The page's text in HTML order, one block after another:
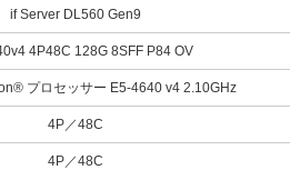
if Server DL560 Gen9
4P48C 128G 8SFF P84 OV
プロセッサー E5-4640 v4 2.10GHz
4P／48C
4P／48C